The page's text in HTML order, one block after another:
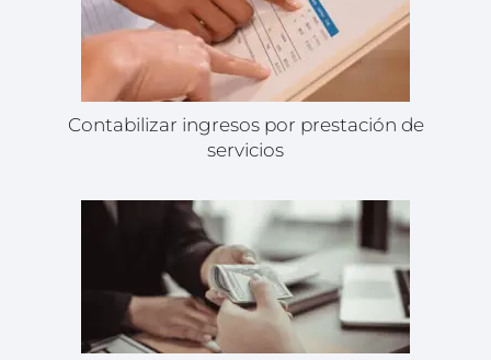
Contabilizar ingresos por prestación de
servicios